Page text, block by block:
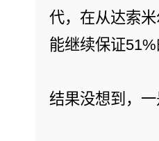
代，在从达索
能继续保证
结果没想到，